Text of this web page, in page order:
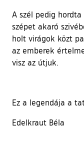
A szél pedig
szépet akaró
holt virágok közt
az emberek
visz az útjuk.
Ez a legendája a
Edelkraut Béla